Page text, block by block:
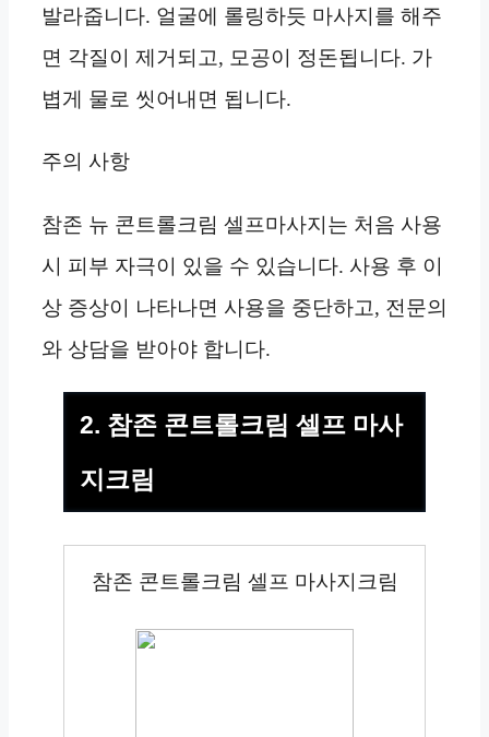
발라줍니다. 얼굴에 롤링하듯 마사지를 해주
면 각질이 제거되고, 모공이 정돈됩니다. 가
볍게 물로 씻어내면 됩니다.
주의 사항
참존 뉴 콘트롤크림 셀프마사지는 처음 사용
시 피부 자극이 있을 수 있습니다. 사용 후 이
상 증상이 나타나면 사용을 중단하고, 전문의
와 상담을 받아야 합니다.
2. 참존 콘트롤크림 셀프 마사
지크림
참존 콘트롤크림 셀프 마사지크림